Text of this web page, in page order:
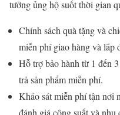
tưởng ủng hộ suốt thời gian
Chính sách quà tặng và
miễn phí giao hàng và lắp
Hỗ trợ bảo hành từ 1 đến
trả sản phẩm miễn phí.
Khảo sát miễn phí tận nơi
đánh giá công suất và nhu